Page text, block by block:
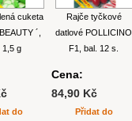
cuketa
´,
1,5 g
do
Rajče tyčkové
datlové POLLICINO
F1, bal. 12 s.
Cena:
84,90 Kč
Přidat do